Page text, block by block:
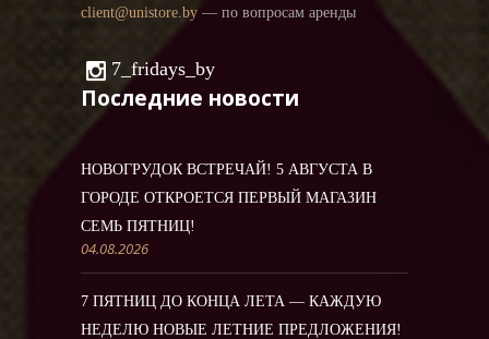
client@unistore.by — по вопросам аренды
7_fridays_by
Последние новости
НОВОГРУДОК ВСТРЕЧАЙ! 5 АВГУСТА В
ГОРОДЕ ОТКРОЕТСЯ ПЕРВЫЙ МАГАЗИН
СЕМЬ ПЯТНИЦ!
04.08.2026
7 ПЯТНИЦ ДО КОНЦА ЛЕТА — КАЖДУЮ
НЕДЕЛЮ НОВЫЕ ЛЕТНИЕ ПРЕДЛОЖЕНИЯ!